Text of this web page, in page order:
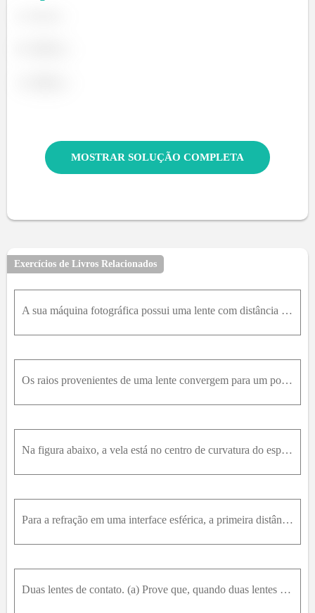
MOSTRAR SOLUÇÃO COMPLETA
Exercícios de Livros Relacionados
A sua máquina fotográfica possui uma lente com distância focal igual a 35,0m m e o filme, largura igual a 36,0m m . Ao fotografar um veleiro com 22,7m de comprimento você verifica que a imagem do vele
Os raios provenientes de uma lente convergem para um ponto imagem P localizado à direita da lente. Determine a espessura t de uma placa de vidro com índice de refração 1,60 que deve ser colocada entre
Na figura abaixo, a vela está no centro de curvatura do espelho côncavo cuja distância focal é 10,0c m . A lente convergente possui distância focal igual a 32,0c m e está a uma distância de 85,0c m à
Para a refração em uma interface esférica, a primeira distância focal f é definida como o valor de s correspondnente a s ' = ∞ , como na figura (a). A segunda distância focal f ' é defnida como o valo
Duas lentes de contato. (a) Prove que, quando duas lentes delgadas com distâncias focais f 1 e f 2 estão em contato, a distância focal f da combinção é dada por 1 f = 1 f 1 + 1 f 2 (b) Uma lente menis